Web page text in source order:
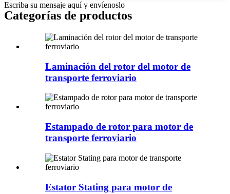
Escriba su mensaje aquí y envíenoslo
Categorías de productos
Laminación del rotor del motor de
transporte ferroviario
Estampado de rotor para motor de
transporte ferroviario
Estator Stating para motor de